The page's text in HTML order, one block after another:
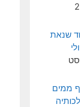
2
שנאת
ממים